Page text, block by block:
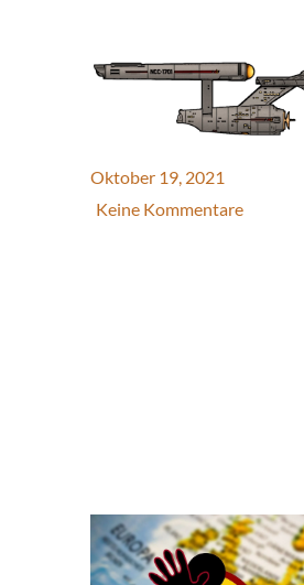
Oktober 19, 2021
Keine Kommentare